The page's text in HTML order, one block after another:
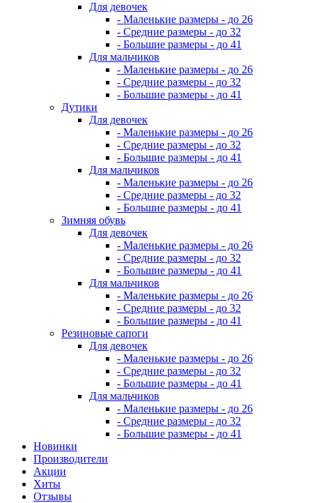
Для девочек
- Маленькие размеры - до 26
- Средние размеры - до 32
- Большие размеры - до 41
Для мальчиков
- Маленькие размеры - до 26
- Средние размеры - до 32
- Большие размеры - до 41
Дутики
Для девочек
- Маленькие размеры - до 26
- Средние размеры - до 32
- Большие размеры - до 41
Для мальчиков
- Маленькие размеры - до 26
- Средние размеры - до 32
- Большие размеры - до 41
Зимняя обувь
Для девочек
- Маленькие размеры - до 26
- Средние размеры - до 32
- Большие размеры - до 41
Для мальчиков
- Маленькие размеры - до 26
- Средние размеры - до 32
- Большие размеры - до 41
Резиновые сапоги
Для девочек
- Маленькие размеры - до 26
- Средние размеры - до 32
- Большие размеры - до 41
Для мальчиков
- Маленькие размеры - до 26
- Средние размеры - до 32
- Большие размеры - до 41
Новинки
Производители
Акции
Хиты
Отзывы